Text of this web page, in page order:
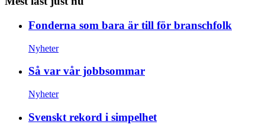
Fonderna som bara är till för branschfolk
Nyheter
Så var vår jobbsommar
Nyheter
Svenskt rekord i simpelhet